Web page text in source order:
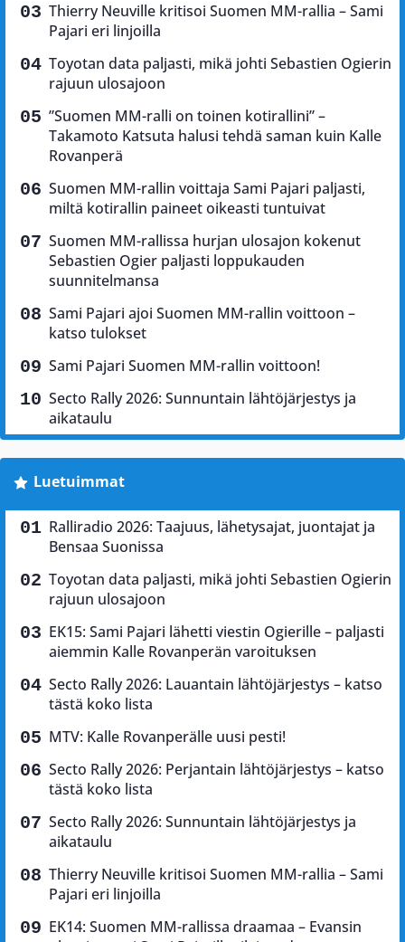
Thierry Neuville kritisoi Suomen MM-rallia – Sami
Pajari eri linjoilla
Toyotan data paljasti, mikä johti Sebastien Ogierin
rajuun ulosajoon
”Suomen MM-ralli on toinen kotirallini” –
Takamoto Katsuta halusi tehdä saman kuin Kalle
Rovanperä
Suomen MM-rallin voittaja Sami Pajari paljasti,
miltä kotirallin paineet oikeasti tuntuivat
Suomen MM-rallissa hurjan ulosajon kokenut
Sebastien Ogier paljasti loppukauden
suunnitelmansa
Sami Pajari ajoi Suomen MM-rallin voittoon –
katso tulokset
Sami Pajari Suomen MM-rallin voittoon!
Secto Rally 2026: Sunnuntain lähtöjärjestys ja
aikataulu
Luetuimmat
Ralliradio 2026: Taajuus, lähetysajat, juontajat ja
Bensaa Suonissa
Toyotan data paljasti, mikä johti Sebastien Ogierin
rajuun ulosajoon
EK15: Sami Pajari lähetti viestin Ogierille – paljasti
aiemmin Kalle Rovanperän varoituksen
Secto Rally 2026: Lauantain lähtöjärjestys – katso
tästä koko lista
MTV: Kalle Rovanperälle uusi pesti!
Secto Rally 2026: Perjantain lähtöjärjestys – katso
tästä koko lista
Secto Rally 2026: Sunnuntain lähtöjärjestys ja
aikataulu
Thierry Neuville kritisoi Suomen MM-rallia – Sami
Pajari eri linjoilla
EK14: Suomen MM-rallissa draamaa – Evansin